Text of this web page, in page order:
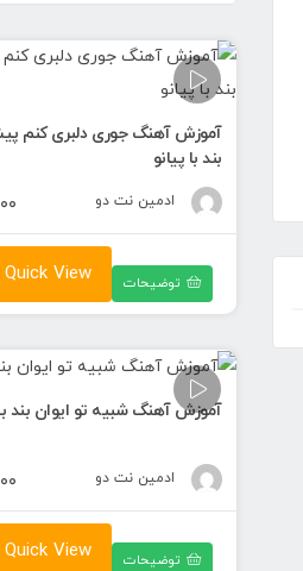
آموزش آهنگ جوری دلبری کنم
بند با پیانو
ادمین نت دو
توضیحات Quick View
آموزش آهنگ شبیه تو ایوان بند با
ادمین نت دو
توضیحات Quick View